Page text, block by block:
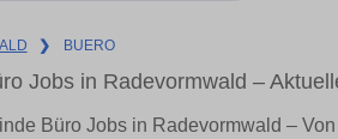
❯ BUERO
Jobs in Radevormwald –
Büro Jobs in Radevormwald –